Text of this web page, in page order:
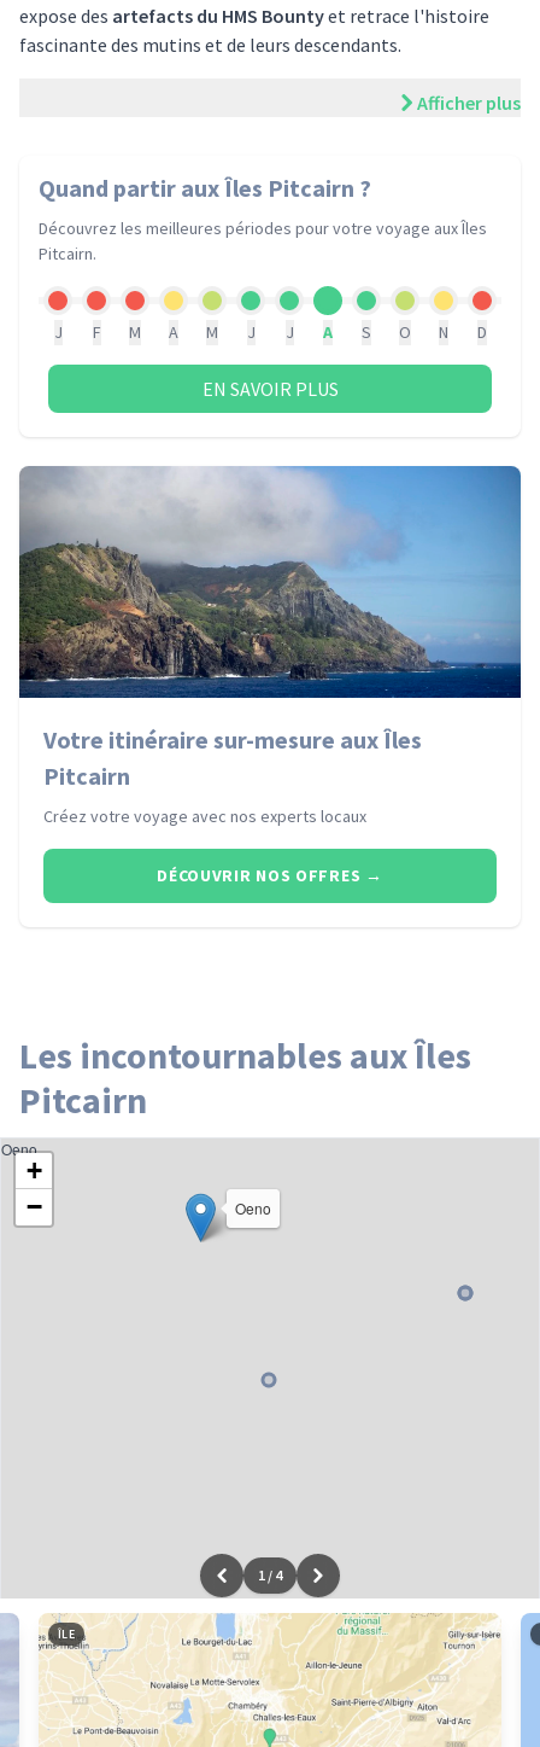
expose des artefacts du HMS Bountyet retrace l'histoire
fascinante des mutins et de leurs descendants.
Afficher plus
Quand partir aux Îles Pitcairn ?
Découvrez les meilleures périodes pour votre voyage aux Îles
Pitcairn.
J F M A M J J A S O N D
EN SAVOIR PLUS
Votre itinéraire sur-mesure aux Îles
Pitcairn
Créez votre voyage avec nos experts locaux
DÉCOUVRIR NOS OFFRES →
Les incontournables aux Îles
Pitcairn
Oeno
+
−
Leaflet|données © OpenStreetMap/ODbL - renduOSM France
Oeno
1 / 4
ÎLE